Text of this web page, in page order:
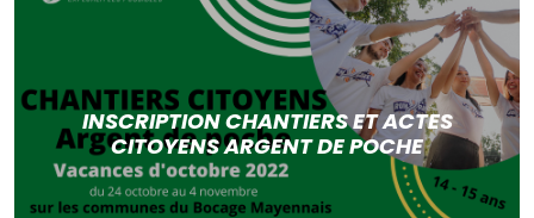
INSCRIPTION CHANTIERS ET ACTES
CITOYENS ARGENT DE POCHE